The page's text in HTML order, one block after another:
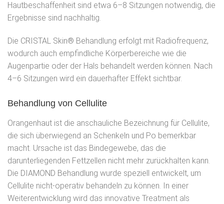
Hautbeschaffenheit sind etwa 6–8 Sitzungen notwendig, die
Ergebnisse sind nachhaltig.
Die CRISTAL Skin® Behandlung erfolgt mit Radiofrequenz,
wodurch auch empfindliche Körperbereiche wie die
Augenpartie oder der Hals behandelt werden können. Nach
4–6 Sitzungen wird ein dauerhafter Effekt sichtbar.
Behandlung von Cellulite
Orangenhaut ist die anschauliche Bezeichnung für Cellulite,
die sich überwiegend an Schenkeln und Po bemerkbar
macht. Ursache ist das Bindegewebe, das die
darunterliegenden Fettzellen nicht mehr zurückhalten kann.
Die DIAMOND Behandlung wurde speziell entwickelt, um
Cellulite nicht-operativ behandeln zu können. In einer
Weiterentwicklung wird das innovative Treatment als